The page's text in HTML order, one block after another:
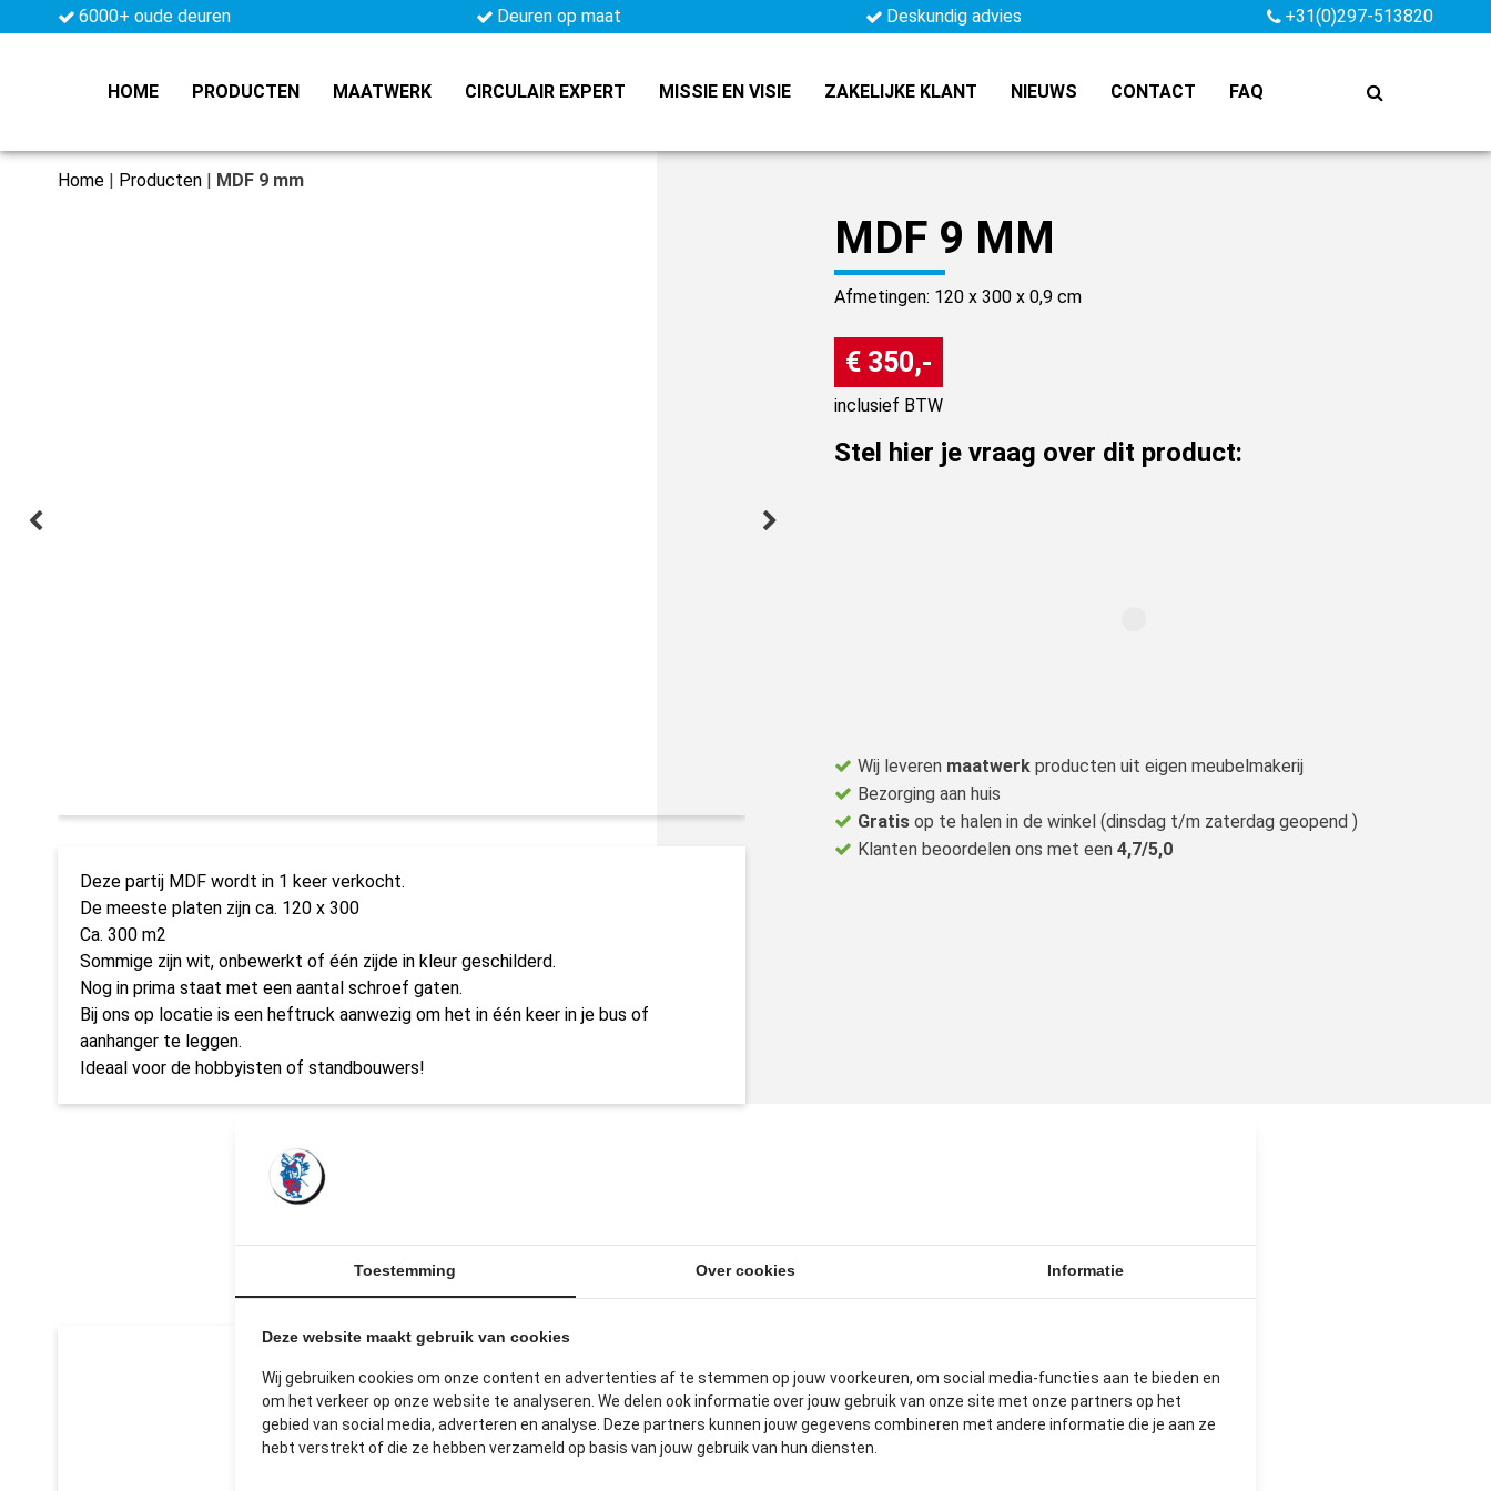
6000+ oude deuren Deuren op maat Deskundig advies +31(0)297-513820
HOME PRODUCTEN MAATWERK CIRCULAIR EXPERT MISSIE EN VISIE ZAKELIJKE KLANT NIEUWS CONTACT FAQ
Home | Producten | MDF 9 mm
Deze partij MDF wordt in 1 keer verkocht.
De meeste platen zijn ca. 120 x 300
Ca. 300 m2
Sommige zijn wit, onbewerkt of één zijde in kleur geschilderd.
Nog in prima staat met een aantal schroef gaten.
Bij ons op locatie is een heftruck aanwezig om het in één keer in je bus of
aanhanger te leggen.
Ideaal voor de hobbyisten of standbouwers!
MDF 9 MM
Afmetingen: 120 x 300 x 0,9 cm
€ 350,-
inclusief BTW
Stel hier je vraag over dit product:
Wij leveren maatwerk producten uit eigen meubelmakerij
Bezorging aan huis
Gratis op te halen in de winkel (dinsdag t/m zaterdag geopend )
Klanten beoordelen ons met een 4,7/5,0
UITGELICHTE PRODUCTEN
Toestemming Over cookies Informatie
Deze website maakt gebruik van cookies
Wij gebruiken cookies om onze content en advertenties af te stemmen op jouw voorkeuren, om social media-functies aan te bieden en
om het verkeer op onze website te analyseren. We delen ook informatie over jouw gebruik van onze site met onze partners op het
gebied van social media, adverteren en analyse. Deze partners kunnen jouw gegevens combineren met andere informatie die je aan ze
hebt verstrekt of die ze hebben verzameld op basis van jouw gebruik van hun diensten.